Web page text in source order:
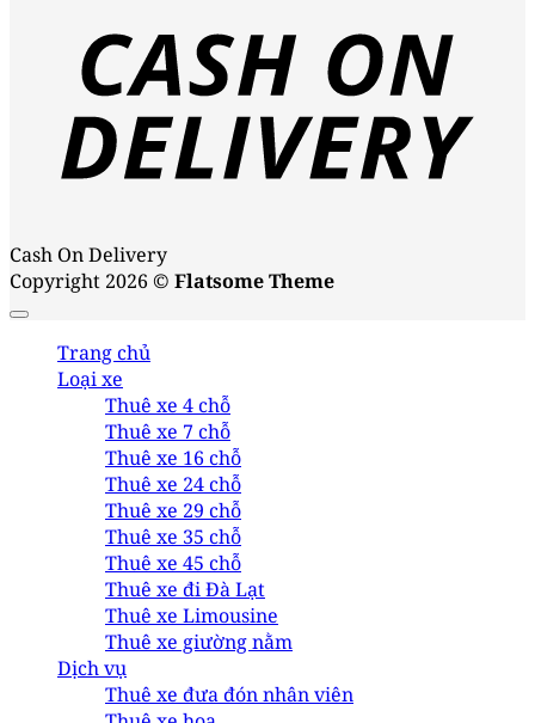
Cash On Delivery
Copyright 2026 © Flatsome Theme
Trang chủ
Loại xe
Thuê xe 4 chỗ
Thuê xe 7 chỗ
Thuê xe 16 chỗ
Thuê xe 24 chỗ
Thuê xe 29 chỗ
Thuê xe 35 chỗ
Thuê xe 45 chỗ
Thuê xe đi Đà Lạt
Thuê xe Limousine
Thuê xe giường nằm
Dịch vụ
Thuê xe đưa đón nhân viên